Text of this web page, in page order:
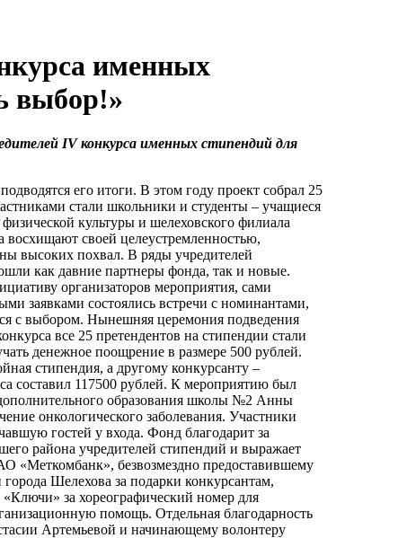
именных
выбор!»
IV конкурса именных стипендий для
его итоги. В этом году проект собрал 25
стали школьники и студенты – учащиеся
культуры и шелеховского филиала
восхищают своей целеустремленностью,
высоких похвал. В ряды учредителей
как давние партнеры фонда, так и новые.
организаторов мероприятия, сами
заявками состоялись встречи с номинантами,
с выбором. Нынешняя церемония подведения
все 25 претендентов на стипендии стали
денежное поощрение в размере 500 рублей.
стипендия, а другому конкурсанту –
составил 117500 рублей. К мероприятию был
образования школы №2 Анны
онкологического заболевания. Участники
гостей у входа. Фонд благодарит за
района учредителей стипендий и выражает
«Меткомбанк», безвозмездно предоставившему
Шелехова за подарки конкурсантам,
за хореографический номер для
помощь. Отдельная благодарность
Артемьевой и начинающему волонтеру